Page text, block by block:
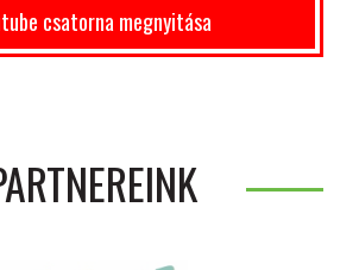
csatorna megnyitása